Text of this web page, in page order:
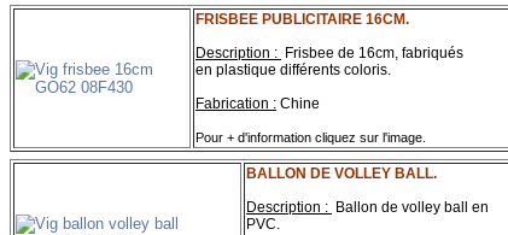
FRISBEE PUBLICITAIRE 16CM.
Description : Frisbee de 16cm, fabriqués
en plastique différents coloris.
Fabrication : Chine
Pour + d'information cliquez sur l'image.
BALLON DE VOLLEY BALL.
Description : Ballon de volley ball en
PVC.